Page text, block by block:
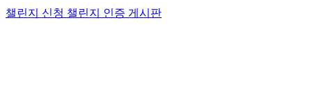
챌린지 신청 챌린지 인증 게시판